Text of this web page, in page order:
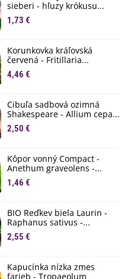
sieberi - hľuzy krókusu...
1,73 €
Korunkovka kráľovská
červená - Fritillaria...
4,46 €
Cibuľa sadbová ozimná
Shakespeare - Allium cepa...
2,50 €
Kôpor vonný Compact -
Anethum graveolens -...
1,46 €
BIO Reďkev biela Laurin -
Raphanus sativus -...
2,55 €
Kapucínka nízka zmes
farieb - Tropaeolum